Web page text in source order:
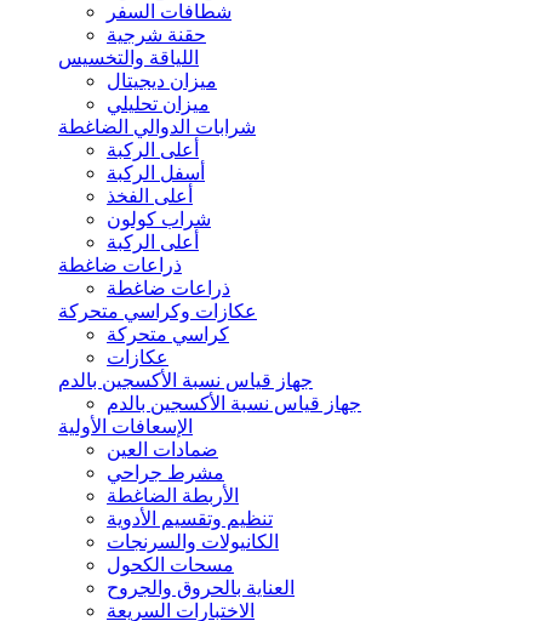
شطافات السفر
حقنة شرجية
اللياقة والتخسيس
ميزان ديجيتال
ميزان تحليلي
شرابات الدوالي الضاغطة
أعلى الركبة
أسفل الركبة
أعلى الفخذ
شراب كولون
أعلى الركبة
ذراعات ضاغطة
ذراعات ضاغطة
عكازات وكراسي متحركة
كراسي متحركة
عكازات
جهاز قياس نسبة الأكسجين بالدم
جهاز قياس نسبة الأكسجين بالدم
الإسعافات الأولية
ضمادات العين
مشرط جراحي
الأربطة الضاغطة
تنظيم وتقسيم الأدوية
الكانيولات والسرنجات
مسحات الكحول
العناية بالحروق والجروح
الاختبارات السريعة